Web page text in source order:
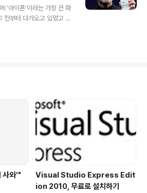
'아이폰'이라는 가장 큰 파
전부터 다가오고 있었고 내
나, 아이폰이라는 존재는
자"라는 심정으로 달려들
이 그렇게 이를 악물고 덤볐
직 갈 길이 멀고도 멀지만,
수 있는 성적을 거두고 있
인터넷에서는 그런 얘기를
사와'"
Visual Studio Express Edit
ion 2010, 무료로 설치하기